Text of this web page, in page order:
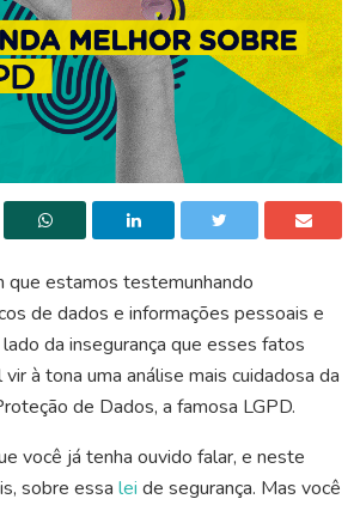
estamos testemunhando
de dados e informações pessoais e
da insegurança que esses fatos
à tona uma análise mais cuidadosa da
de Dados, a famosa LGPD.
você já tenha ouvido falar, e neste
sobre essa lei de segurança. Mas você